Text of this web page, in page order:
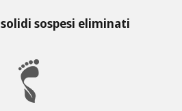
solidi sospesi eliminati